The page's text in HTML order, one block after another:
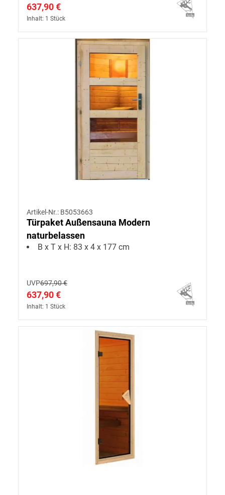
637,90 €
Inhalt: 1 Stück
Artikel-Nr.: B5053663
Türpaket Außensauna Modern
naturbelassen
B x T x H: 83 x 4 x 177 cm
UVP697,90 €
637,90 €
Inhalt: 1 Stück